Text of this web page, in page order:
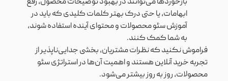
ابهامات، یا حتی درک بهتر کلمات کلیدی که باید در
آموزش سئو محصولات و محتوای آینده استفاده شوند،
به شما کمک کنند.
فراموش نکنید که نظرات مشتریان، بخشی جدایی‌ناپذیر از
تجربه خرید آنلاین هستند و اهمیت آن‌ها در استراتژی سئو
محصولات، روز به روز بیشتر می‌شود.